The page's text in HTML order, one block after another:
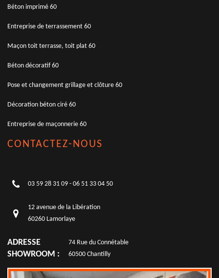
Béton imprimé 60
Entreprise de terrassement 60
Maçon toit terrasse, toit plat 60
Béton décoratif 60
Pose et changement grillage et clôture 60
Décoration béton ciré 60
Entreprise de maçonnerie 60
CONTACTEZ-NOUS
03 59 28 31 09 - 06 51 33 04 50
12 avenue de la Libération
60260 Lamorlaye
ADRESSE
SHOWROOM :
74 Rue du Connétable
60500 Chantilly